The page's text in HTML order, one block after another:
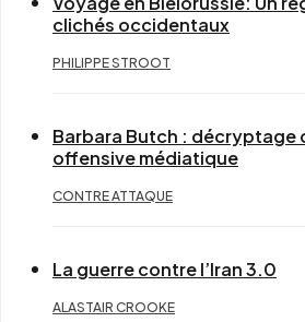
clichés occidentaux
PHILIPPE STROOT
Barbara Butch : décryptage
offensive médiatique
CONTRE ATTAQUE
La guerre contre l’Iran 3.0
ALASTAIR CROOKE